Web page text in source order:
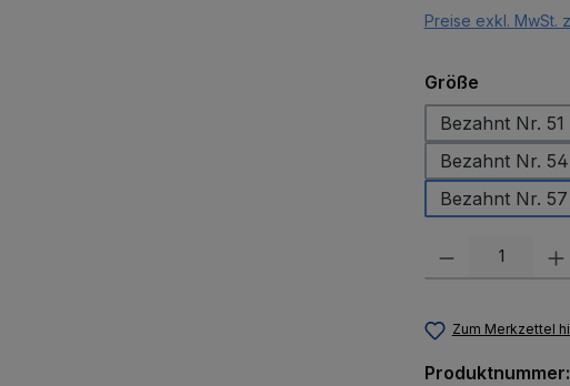
Preise exkl. MwSt.
Größeauswählen
Bezahnt Nr. 51
Bezahnt Nr. 54
Bezahnt Nr. 57
Produkt Anzahl:
Zum Merkzettel
Produktnummer: